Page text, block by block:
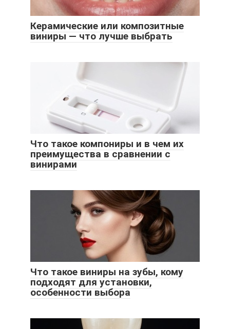
Керамические или композитные
виниры — что лучше выбрать
Что такое компониры и в чем их
преимущества в сравнении с
винирами
Что такое виниры на зубы, кому
подходят для установки,
особенности выбора